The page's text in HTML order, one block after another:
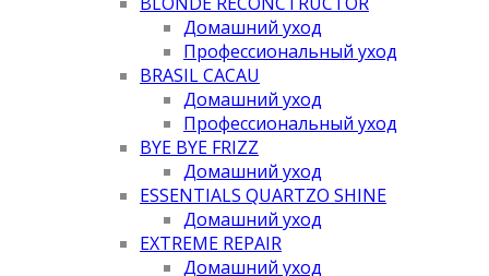
Домашний уход
Профессиональный уход
BRASIL CACAU
Домашний уход
Профессиональный уход
BYE BYE FRIZZ
Домашний уход
ESSENTIALS QUARTZO SHINE
Домашний уход
EXTREME REPAIR
Домашний уход